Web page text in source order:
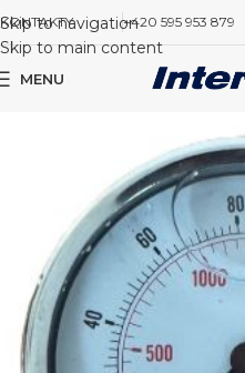
Skip to navigation
Skip to main content
KONTAKTY +420 595 953 879
MENU